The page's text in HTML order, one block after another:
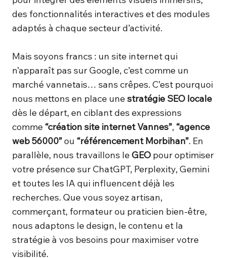
des fonctionnalités interactives et des modules
adaptés à chaque secteur d’activité.
Mais soyons francs : un site internet qui
n’apparaît pas sur Google, c’est comme un
marché vannetais… sans crêpes. C’est pourquoi
nous mettons en place unestratégie SEO locale
dès le départ, en ciblant des expressions
comme “création site internet Vannes”, “agence
web 56000”ou “référencement Morbihan”. En
parallèle, nous travaillons leGEO pour optimiser
votre présence sur ChatGPT, Perplexity, Gemini
et toutes les IA qui influencent déjà les
recherches. Que vous soyez artisan,
commerçant, formateur ou praticien bien-être,
nous adaptons le design, le contenu et la
stratégie à vos besoins pour maximiser votre
visibilité.